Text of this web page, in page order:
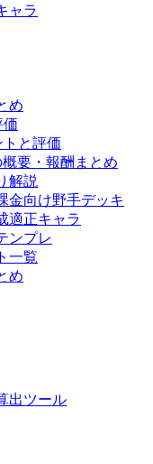
ャラ
め
価
と評価
要・報酬まとめ
解説
金向け野手デッキ
適正キャラ
ンプレ
一覧
め
出ツール